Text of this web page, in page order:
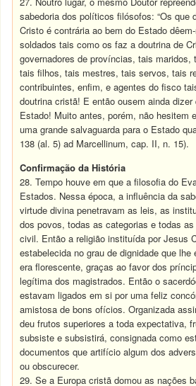
sabedoria dos políticos filósofos: “Os que
Cristo é contrária ao bem do Estado
soldados tais como os faz a doutrina de
governadores de províncias, tais
tais filhos, tais mestres, tais servos, tais
contribuintes, enfim, e agentes do fisco
doutrina cristã! E então ousem ainda
Estado! Muito antes, porém, não hesitem
uma grande salvaguarda para o Estado
138 (al. 5) ad Marcellinum, cap. II, n. 15).
Confirmação da História
28. Tempo houve em que a filosofia do
Estados. Nessa época, a influência da
virtude divina penetravam as leis, as
dos povos, todas as categorias e todas
civil. Então a religião instituída por Jesus
estabelecida no grau de dignidade que
era florescente, graças ao favor dos
legítima dos magistrados. Então o
estavam ligados em si por uma feliz
amistosa de bons ofícios. Organizada
deu frutos superiores a toda expectativa,
subsiste e subsistirá, consignada como
documentos que artifício algum dos
ou obscurecer.
29. Se a Europa cristã domou as nações